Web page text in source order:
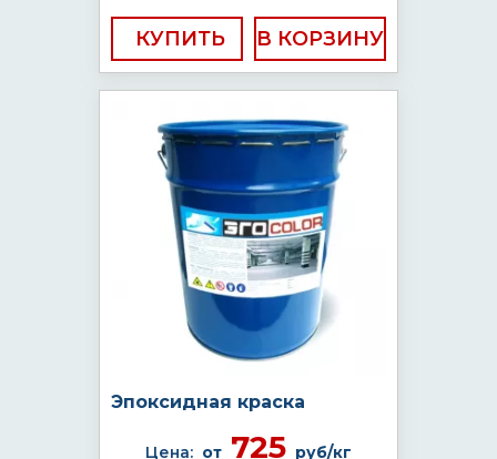
КУПИТЬ
Эпоксидная краска
Цена: от 725 руб/кг